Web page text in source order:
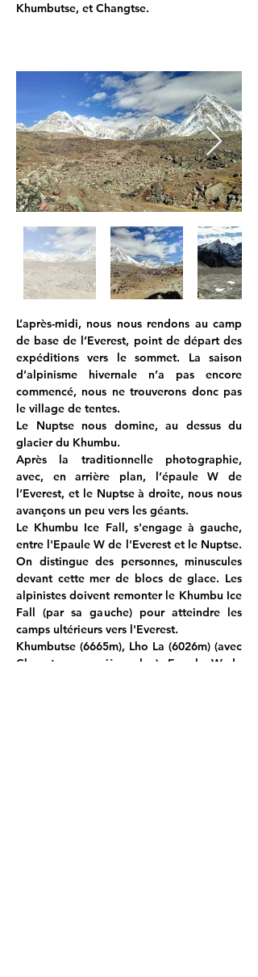
Khumbutse, et Changtse.
L’après-midi, nous nous rendons au camp
de base de l’Everest, point de départ des
expéditions vers le sommet. La saison
d’alpinisme hivernale n’a pas encore
commencé, nous ne trouverons donc pas
le village de tentes.
Le Nuptse nous domine, au dessus du
glacier du Khumbu.
Après la traditionnelle photographie,
avec, en arrière plan, l’épaule W de
l’Everest, et le Nuptse à droite, nous nous
avançons un peu vers les géants.
Le Khumbu Ice Fall, s'engage à gauche,
entre l'Epaule W de l'Everest et le Nuptse.
On distingue des personnes, minuscules
devant cette mer de blocs de glace. Les
alpinistes doivent remonter le Khumbu Ice
Fall (par sa gauche) pour atteindre les
camps ultérieurs vers l'Everest.
Khumbutse (6665m), Lho La (6026m) (avec
Changtse en arrière plan), Epaule W de